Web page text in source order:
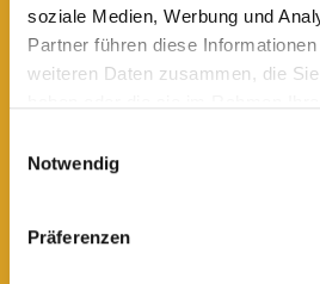
soziale Medien, Werbung und
Partner führen diese
weiteren Daten zusammen, die
Notwendig
Präferenzen
Gesundheit